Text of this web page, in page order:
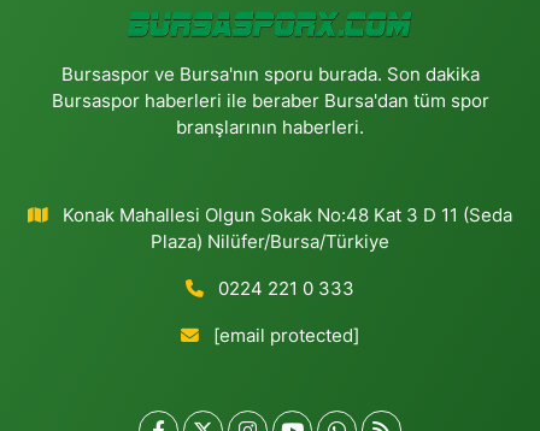
Bursaspor ve Bursa'nın sporu burada. Son dakika
Bursaspor haberleri ile beraber Bursa'dan tüm spor
branşlarının haberleri.
Konak Mahallesi Olgun Sokak No:48 Kat 3 D 11 (Seda
Plaza) Nilüfer/Bursa/Türkiye
0224 221 0 333
[email protected]